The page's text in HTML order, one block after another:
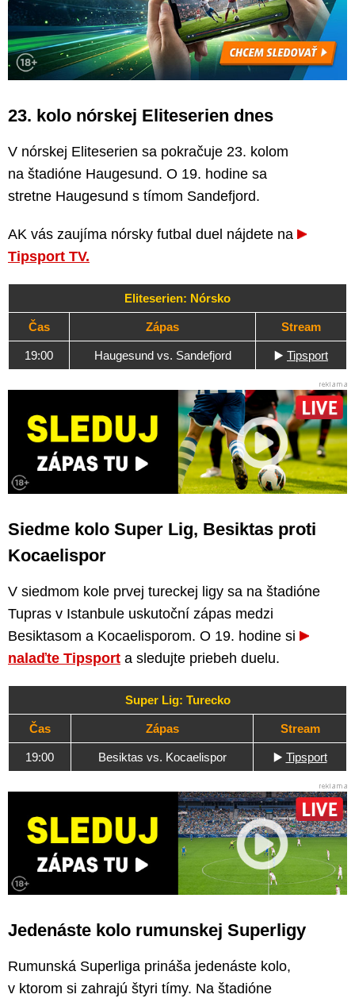
23. kolo nórskej Eliteserien dnes
V nórskej Eliteserien sa pokračuje 23. kolom
na štadióne Haugesund. O 19. hodine sa
stretne Haugesund s tímom Sandefjord.
AK vás zaujíma nórsky futbal duel nájdete na
Tipsport TV.
Eliteserien: Nórsko
Čas Zápas Stream
19:00 Haugesund vs. Sandefjord ▶️ Tipsport
Siedme kolo Super Lig, Besiktas proti
Kocaelispor
V siedmom kole prvej tureckej ligy sa na štadióne
Tupras v Istanbule uskutoční zápas medzi
Besiktasom a Kocaelisporom. O 19. hodine si
nalaďte Tipsport a sledujte priebeh duelu.
Super Lig: Turecko
Čas Zápas Stream
19:00 Besiktas vs. Kocaelispor ▶️ Tipsport
Jedenáste kolo rumunskej Superligy
Rumunská Superliga prináša jedenáste kolo,
v ktorom si zahrajú štyri tímy. Na štadióne